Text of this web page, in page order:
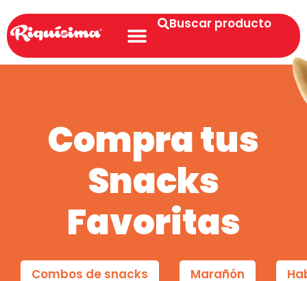
Buscar producto
Compra tus
Snacks
Favoritas
Combos de snacks Marañón